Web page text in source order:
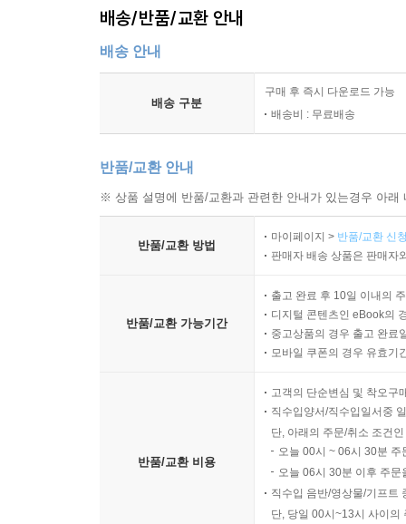
배송/반품/교환 안내
배송 안내
배송 구분
구매 후 즉시 다운로드 가능
배송비 : 무료배송
반품/교환 안내
※ 상품 설명에 반품/교환과 관련한 안내가 있는경우 아
반품/교환 방법
마이페이지 > 반품/교환 신
판매자 배송 상품은 판매자
반품/교환 가능기간
출고 완료 후 10일 이내의
디지털 콘텐츠인 eBook의
중고상품의 경우 출고 완료
모바일 쿠폰의 경우 유효기
반품/교환 비용
고객의 단순변심 및 착오구
직수입양서/직수입일서중
단, 아래의 주문/취소 조건
오늘 00시 ~ 06시 30분
오늘 06시 30분 이후 주
직수입 음반/영상물/기프트
단, 당일 00시~13시 사이의